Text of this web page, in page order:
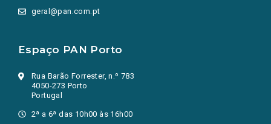
geral@pan.com.pt
Espaço PAN Porto
Rua Barão Forrester, n.º 783
4050-273 Porto
Portugal
2ª a 6ª das 10h00 às 16h00